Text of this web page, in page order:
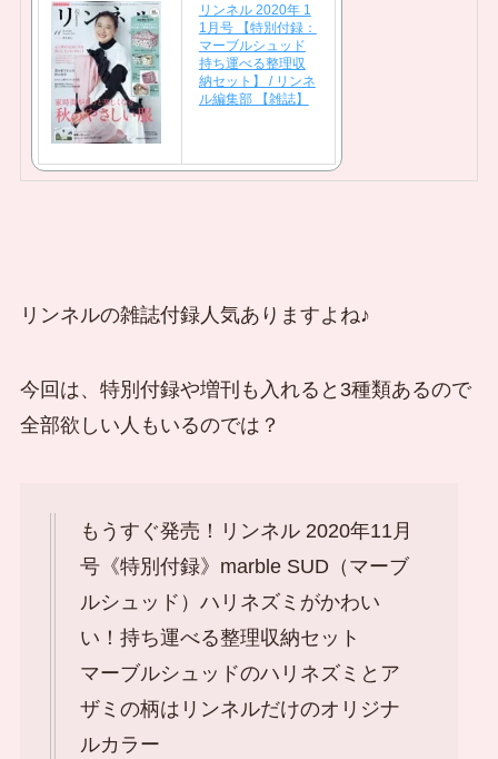
リンネル 2020年 1
1月号 【特別付録：
マーブルシュッド
持ち運べる整理収
納セット】 / リンネ
ル編集部 【雑誌】
リンネルの雑誌付録人気ありますよね♪
今回は、特別付録や増刊も入れると3種類あるので
全部欲しい人もいるのでは？
もうすぐ発売！リンネル 2020年11月
号《特別付録》marble SUD（マーブ
ルシュッド）ハリネズミがかわい
い！持ち運べる整理収納セット
マーブルシュッドのハリネズミとア
ザミの柄はリンネルだけのオリジナ
ルカラー